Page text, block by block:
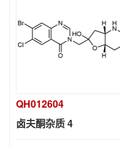
QH012604
卤夫酮杂质 4